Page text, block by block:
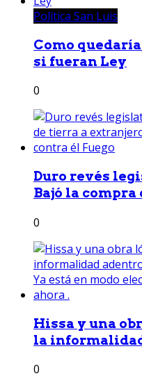
Política San Luis
Como
si fueran Ley
0
Duro revés
Bajó la
0
Hissa y una
la
0